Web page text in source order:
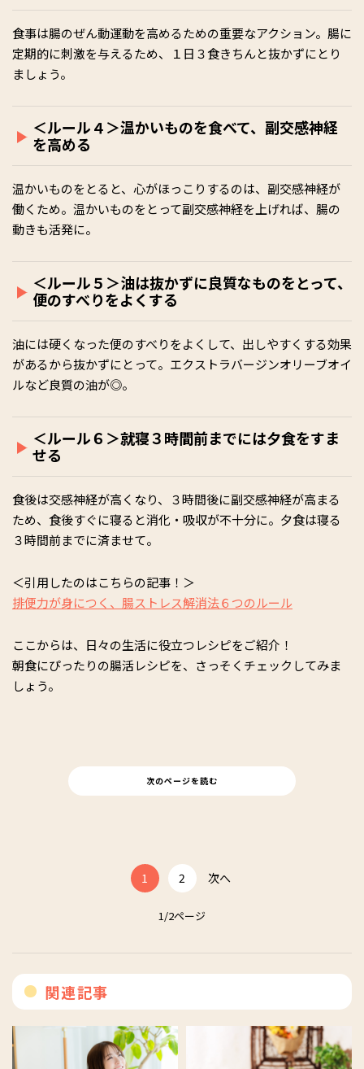
食事は腸のぜん動運動を高めるための重要なアクション。腸に
定期的に刺激を与えるため、１日３食きちんと抜かずにとり
ましょう。
＜ルール４＞温かいものを食べて、副交感神経
を高める
温かいものをとると、心がほっこりするのは、副交感神経が
働くため。温かいものをとって副交感神経を上げれば、腸の
動きも活発に。
＜ルール５＞油は抜かずに良質なものをとって、
便のすべりをよくする
油には硬くなった便のすべりをよくして、出しやすくする効果
があるから抜かずにとって。エクストラバージンオリーブオイ
ルなど良質の油が◎。
＜ルール６＞就寝３時間前までには夕食をすま
せる
食後は交感神経が高くなり、３時間後に副交感神経が高まる
ため、食後すぐに寝ると消化・吸収が不十分に。夕食は寝る
３時間前までに済ませて。
＜引用したのはこちらの記事！＞
排便力が身につく、腸ストレス解消法６つのルール
ここからは、日々の生活に役立つレシピをご紹介！
朝食にぴったりの腸活レシピを、さっそくチェックしてみま
しょう。
次のページを読む
1 2 次へ
1/2ページ
関連記事